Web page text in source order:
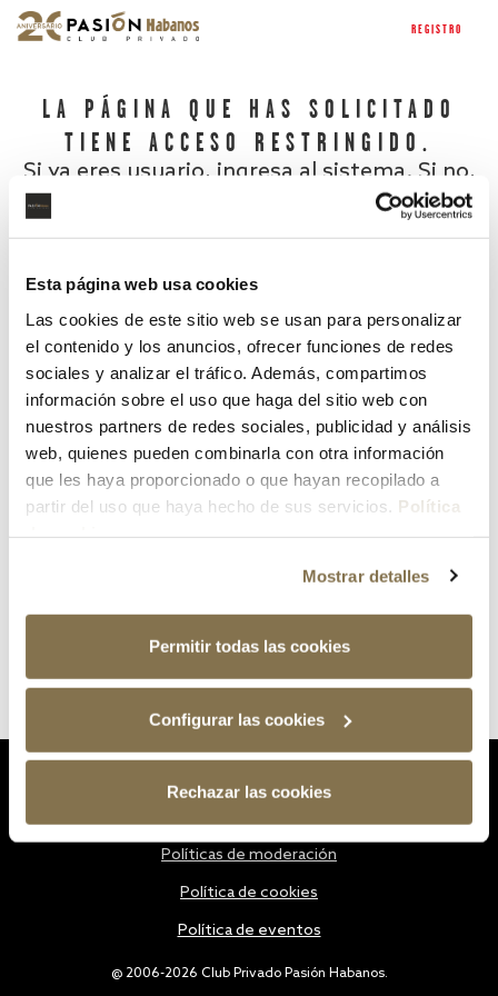
Esta página web usa cookies
Las cookies de este sitio web se usan para personalizar
el contenido y los anuncios, ofrecer funciones de redes
sociales y analizar el tráfico. Además, compartimos
información sobre el uso que haga del sitio web con
nuestros partners de redes sociales, publicidad y análisis
web, quienes pueden combinarla con otra información
que les haya proporcionado o que hayan recopilado a
partir del uso que haya hecho de sus servicios. Política
Mostrar detalles
Permitir todas las cookies
Configurar las cookies
Rechazar las cookies
REGISTRO
LA PÁGINA QUE HAS SOLICITADO
TIENE ACCESO RESTRINGIDO.
Si ya eres usuario, ingresa al sistema. Si no,
¿Has olvidado tu contraseña?
@ 2006-2026 Club Privado Pasión Habanos.
Políticas de moderación
Política de cookies
Política de eventos